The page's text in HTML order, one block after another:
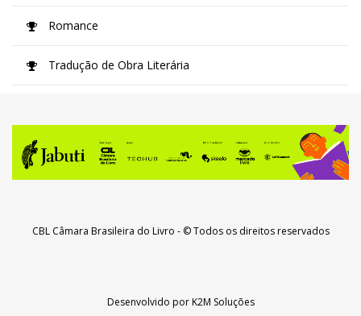
Romance
Tradução de Obra Literária
CBL Câmara Brasileira do Livro - © Todos os direitos reservados
Desenvolvido porK2M Soluções